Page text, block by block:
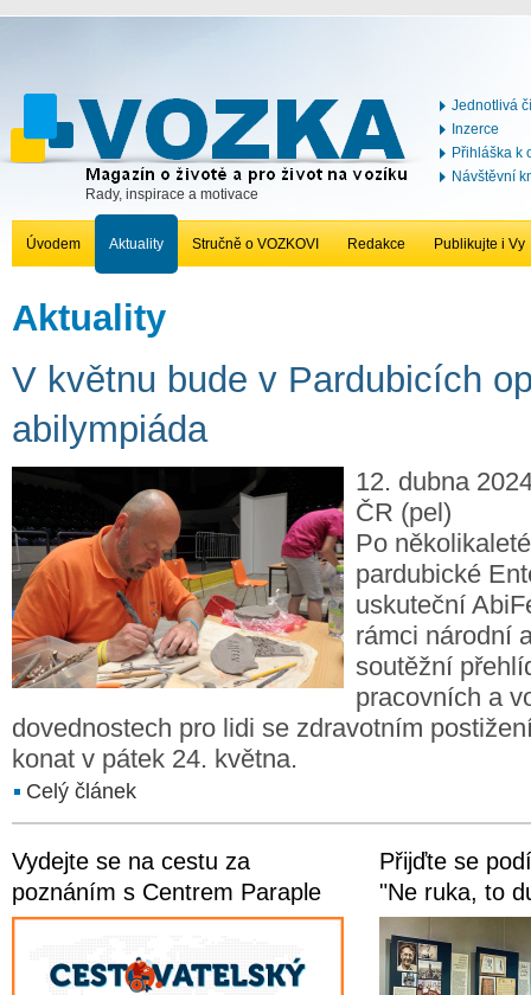
Rady, inspirace a motivace
Jednotlivá
Inzerce
Přihláška k
Návštěvní
Úvodem Aktuality Stručně o VOZKOVI Redakce Publikujte i Vy
Aktuality
V květnu bude v Pardubicích
abilympiáda
12. dubna
ČR (pel)
Po
pardubické
uskuteční
rámci národní
soutěžní
pracovních a
dovednostech pro lidi se zdravotním
konat v pátek 24. května.
Celý článek
Vydejte se na cestu za
poznáním s Centrem Paraple
Přijďte se
"Ne ruka, to